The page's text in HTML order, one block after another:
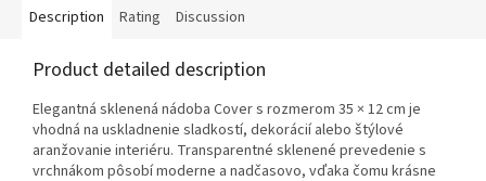
Description Rating Discussion
Product detailed description
Elegantná sklenená nádoba Cover s rozmerom 35 × 12 cm je
vhodná na uskladnenie sladkostí, dekorácií alebo štýlové
aranžovanie interiéru. Transparentné sklenené prevedenie s
vrchnákom pôsobí moderne a nadčasovo, vďaka čomu krásne